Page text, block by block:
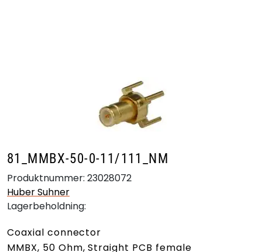
81_MMBX-50-0-11/111_NM
Produktnummer: 23028072
Huber Suhner
Lagerbeholdning:
Coaxial connector
MMBX, 50 Ohm, Straight PCB female